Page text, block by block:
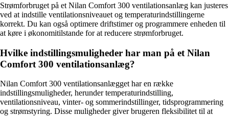
Strømforbruget på et Nilan Comfort 300 ventilationsanlæg kan justeres
ved at indstille ventilationsniveauet og temperaturindstillingerne
korrekt. Du kan også optimere driftstimer og programmere enheden til
at køre i økonomitilstande for at reducere strømforbruget.
Hvilke indstillingsmuligheder har man på et Nilan
Comfort 300 ventilationsanlæg?
Nilan Comfort 300 ventilationsanlægget har en række
indstillingsmuligheder, herunder temperaturindstilling,
ventilationsniveau, vinter- og sommerindstillinger, tidsprogrammering
og strømstyring. Disse muligheder giver brugeren fleksibilitet til at